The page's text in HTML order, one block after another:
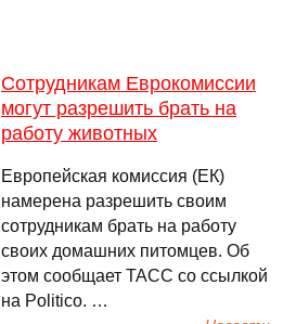
Сотрудникам Еврокомиссии
могут разрешить брать на
работу животных
Европейская комиссия (ЕК)
намерена разрешить своим
сотрудникам брать на работу
своих домашних питомцев. Об
этом сообщает ТАСС со ссылкой
на Politico. …